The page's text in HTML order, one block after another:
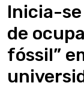
Inicia-se
de
fóssil”